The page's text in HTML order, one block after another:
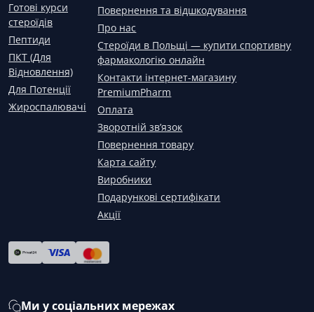
Готові курси
стероїдів
Пептиди
ПКТ (Для
Відновлення)
Для Потенції
Жироспалювачі
Повернення та відшкодування
Про нас
Стероїди в Польщі — купити спортивну
фармакологію онлайн
Контакти інтернет-магазину
PremiumPharm
Оплата
Зворотній зв’язок
Повернення товару
Карта сайту
Виробники
Подарункові сертифікати
Акції
Ми у соціальних мережах